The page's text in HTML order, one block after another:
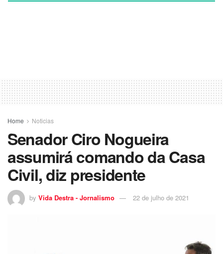
Home Noticias
Senador Ciro Nogueira
assumirá comando da Casa
Civil, diz presidente
by Vida Destra - Jornalismo 22 de julho de 2021